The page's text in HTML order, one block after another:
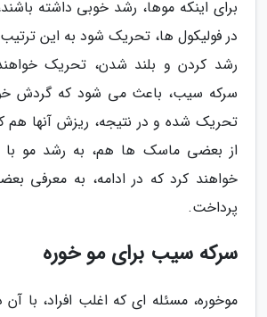
برای اینکه موها، رشد خوبی داشته
در فولیکول ها، تحریک شود به این
رشد کردن و بلند شدن، تحریک
سرکه سیب، باعث می شود که گردش
تحریک شده و در نتیجه، ریزش آنها هم
از بعضی ماسک ها هم، به رشد مو
خواهند کرد که در ادامه، به معرفی
پرداخت.
سرکه سیب برای مو خوره
موخوره، مسئله ای که اغلب افراد، با آن